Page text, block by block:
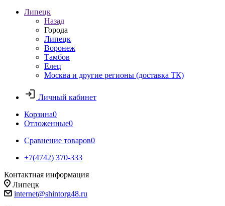
Липецк
Назад
Города
Липецк
Воронеж
Тамбов
Елец
Москва и другие регионы (доставка ТК)
Личный кабинет
Корзина0
Отложенные0
Сравнение товаров0
+7(4742) 370-333
Контактная информация
Липецк
internet@shintorg48.ru